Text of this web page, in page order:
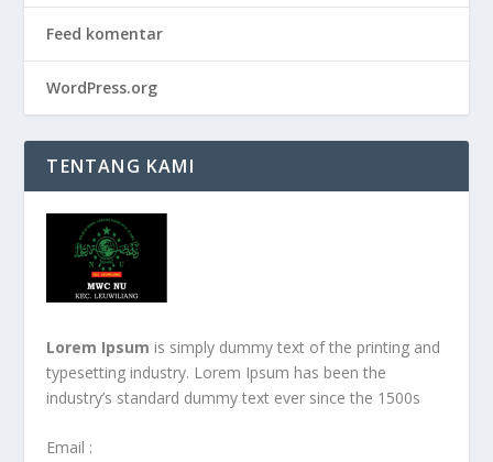
Feed komentar
WordPress.org
TENTANG KAMI
Lorem Ipsum is simply dummy text of the printing and
typesetting industry. Lorem Ipsum has been the
industry’s standard dummy text ever since the 1500s
Email :